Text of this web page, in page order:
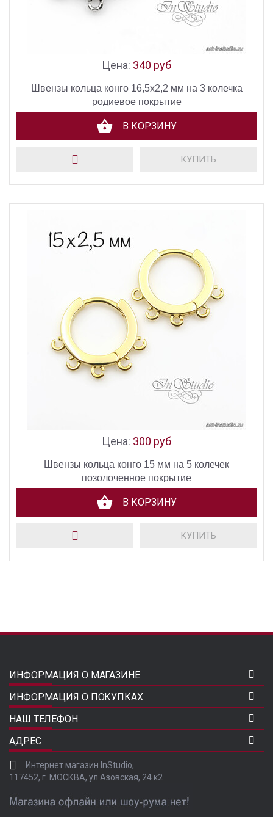
Цена: 340 руб
Швензы кольца конго 16,5х2,2 мм на 3 колечка
родиевое покрытие
В КОРЗИНУ
КУПИТЬ
Цена: 300 руб
Швензы кольца конго 15 мм на 5 колечек
позолоченное покрытие
В КОРЗИНУ
КУПИТЬ
ИНФОРМАЦИЯ О МАГАЗИНЕ
ИНФОРМАЦИЯ О ПОКУПКАХ
НАШ ТЕЛЕФОН
АДРЕС
Интернет магазин InStudio,
117452, г. МОСКВА, ул Азовская, 24 к2